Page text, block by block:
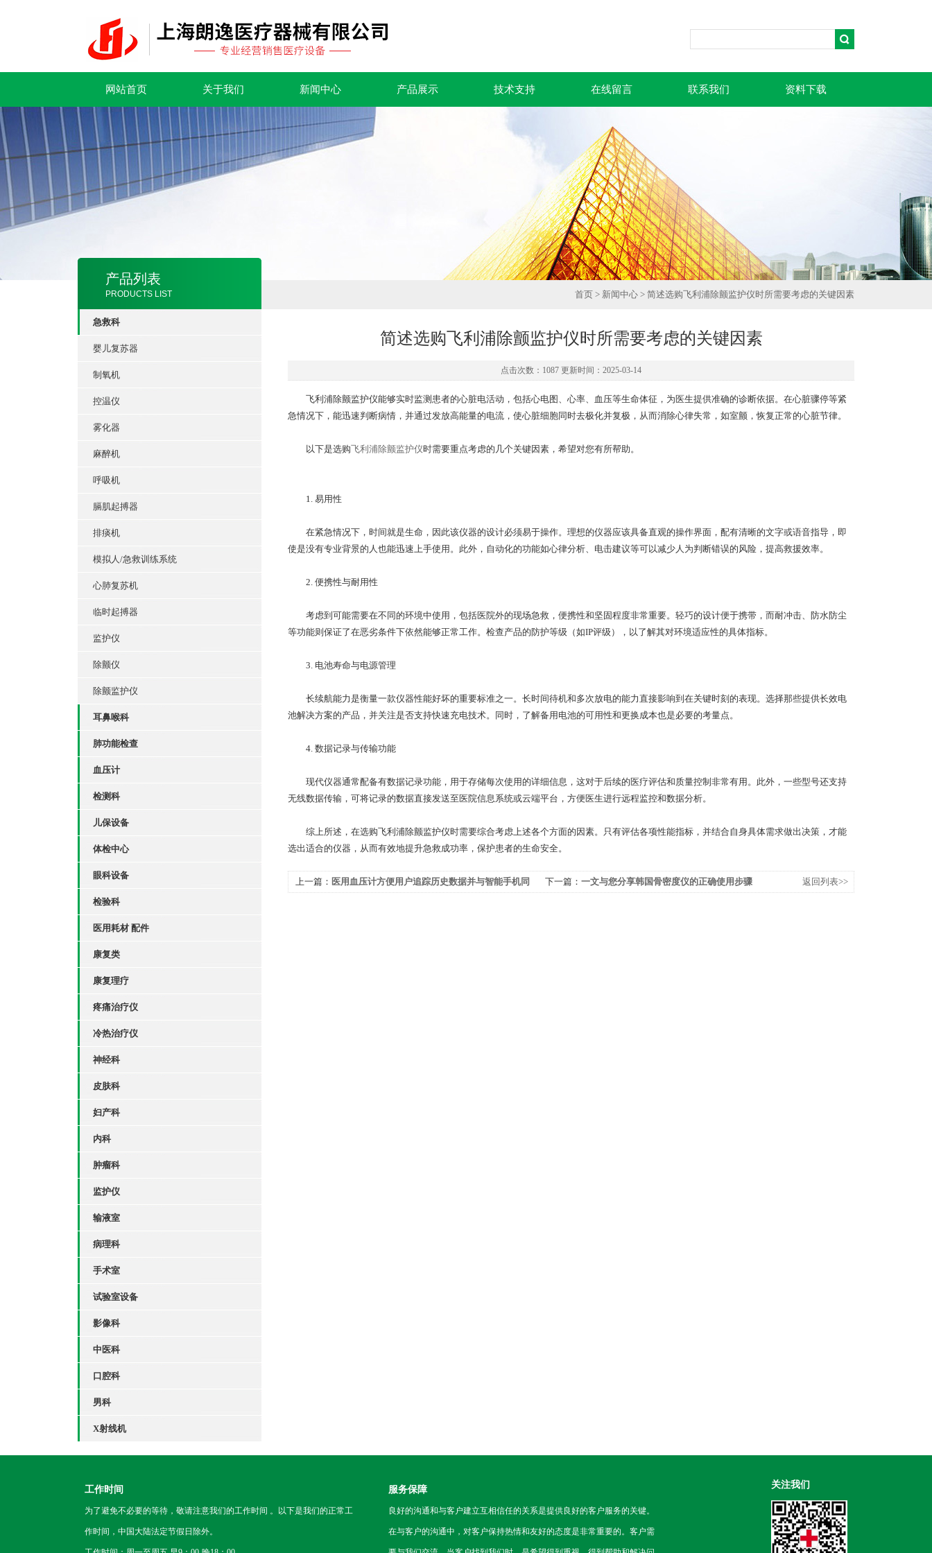
网站首页 关于我们 新闻中心 产品展示 技术支持 在线留言 联系我们 资料下载
产品列表
PRODUCTS LIST
急救科
婴儿复苏器
制氧机
控温仪
雾化器
麻醉机
呼吸机
膈肌起搏器
排痰机
模拟人/急救训练系统
心肺复苏机
临时起搏器
监护仪
除颤仪
除颤监护仪
耳鼻喉科
肺功能检查
血压计
检测科
儿保设备
体检中心
眼科设备
检验科
医用耗材 配件
康复类
康复理疗
疼痛治疗仪
冷热治疗仪
神经科
皮肤科
妇产科
内科
肿瘤科
监护仪
输液室
病理科
手术室
试验室设备
影像科
中医科
口腔科
男科
X射线机
首页 > 新闻中心 > 简述选购飞利浦除颤监护仪时所需要考虑的关键因素
简述选购飞利浦除颤监护仪时所需要考虑的关键因素
点击次数：1087 更新时间：2025-03-14
飞利浦除颤监护仪能够实时监测患者的心脏电活动，包括心电图、心率、血压等生命体征，为医生提供准确的诊断依据。在心脏骤停等紧
急情况下，能迅速判断病情，并通过发放高能量的电流，使心脏细胞同时去极化并复极，从而消除心律失常，如室颤，恢复正常的心脏节律。
以下是选购飞利浦除颤监护仪时需要重点考虑的几个关键因素，希望对您有所帮助。
1. 易用性
在紧急情况下，时间就是生命，因此该仪器的设计必须易于操作。理想的仪器应该具备直观的操作界面，配有清晰的文字或语音指导，即
使是没有专业背景的人也能迅速上手使用。此外，自动化的功能如心律分析、电击建议等可以减少人为判断错误的风险，提高救援效率。
2. 便携性与耐用性
考虑到可能需要在不同的环境中使用，包括医院外的现场急救，便携性和坚固程度非常重要。轻巧的设计便于携带，而耐冲击、防水防尘
等功能则保证了在恶劣条件下依然能够正常工作。检查产品的防护等级（如IP评级），以了解其对环境适应性的具体指标。
3. 电池寿命与电源管理
长续航能力是衡量一款仪器性能好坏的重要标准之一。长时间待机和多次放电的能力直接影响到在关键时刻的表现。选择那些提供长效电
池解决方案的产品，并关注是否支持快速充电技术。同时，了解备用电池的可用性和更换成本也是必要的考量点。
4. 数据记录与传输功能
现代仪器通常配备有数据记录功能，用于存储每次使用的详细信息，这对于后续的医疗评估和质量控制非常有用。此外，一些型号还支持
无线数据传输，可将记录的数据直接发送至医院信息系统或云端平台，方便医生进行远程监控和数据分析。
综上所述，在选购飞利浦除颤监护仪时需要综合考虑上述各个方面的因素。只有评估各项性能指标，并结合自身具体需求做出决策，才能
选出适合的仪器，从而有效地提升急救成功率，保护患者的生命安全。
上一篇： 医用血压计方便用户追踪历史数据并与智能手机同
下一篇： 一文与您分享韩国骨密度仪的正确使用步骤 返回列表>>
工作时间
为了避免不必要的等待，敬请注意我们的工作时间 。以下是我们的正常工
作时间，中国大陆法定节假日除外。
服务保障
良好的沟通和与客户建立互相信任的关系是提供良好的客户服务的关键。
在与客户的沟通中，对客户保持热情和友好的态度是非常重要的。客户需
关注我们